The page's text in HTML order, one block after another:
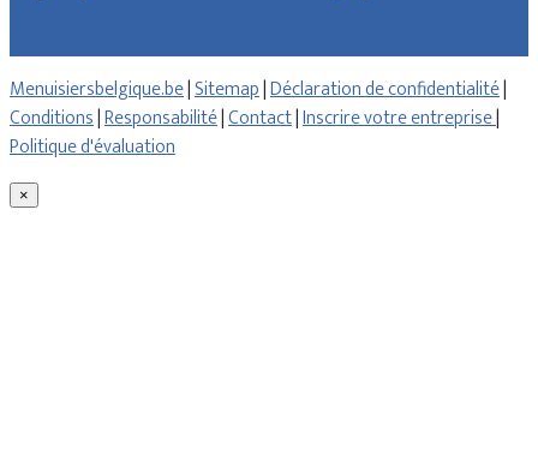
Menuisiersbelgique.be|Sitemap|Déclaration de confidentialité|
Conditions|Responsabilité|Contact|Inscrire votre entreprise|
Politique d'évaluation
×